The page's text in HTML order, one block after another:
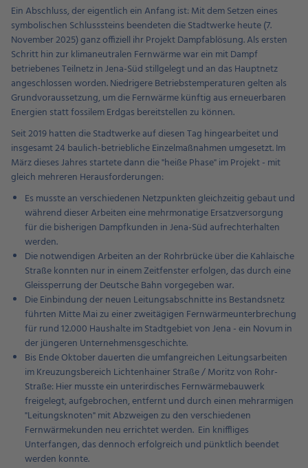
Ein Abschluss, der eigentlich ein Anfang ist: Mit dem Setzen eines
symbolischen Schlusssteins beendeten die Stadtwerke heute (7.
November 2025) ganz offiziell ihr Projekt Dampfablösung. Als ersten
Schritt hin zur klimaneutralen Fernwärme war ein mit Dampf
betriebenes Teilnetz in Jena-Süd stillgelegt und an das Hauptnetz
angeschlossen worden. Niedrigere Betriebstemperaturen gelten als
Grundvoraussetzung, um die Fernwärme künftig aus erneuerbaren
Energien statt fossilem Erdgas bereitstellen zu können.
Seit 2019 hatten die Stadtwerke auf diesen Tag hingearbeitet und
insgesamt 24 baulich-betriebliche Einzelmaßnahmen umgesetzt. Im
März dieses Jahres startete dann die "heiße Phase" im Projekt - mit
gleich mehreren Herausforderungen:
Es musste an verschiedenen Netzpunkten gleichzeitig gebaut und
während dieser Arbeiten eine mehrmonatige Ersatzversorgung
für die bisherigen Dampfkunden in Jena-Süd aufrechterhalten
werden.
Die notwendigen Arbeiten an der Rohrbrücke über die Kahlaische
Straße konnten nur in einem Zeitfenster erfolgen, das durch eine
Gleissperrung der Deutsche Bahn vorgegeben war.
Die Einbindung der neuen Leitungsabschnitte ins Bestandsnetz
führten Mitte Mai zu einer zweitägigen Fernwärmeunterbrechung
für rund 12.000 Haushalte im Stadtgebiet von Jena - ein Novum in
der jüngeren Unternehmensgeschichte.
Bis Ende Oktober dauerten die umfangreichen Leitungsarbeiten
im Kreuzungsbereich Lichtenhainer Straße / Moritz von Rohr-
Straße: Hier musste ein unterirdisches Fernwärmebauwerk
freigelegt, aufgebrochen, entfernt und durch einen mehrarmigen
"Leitungsknoten" mit Abzweigen zu den verschiedenen
Fernwärmekunden neu errichtet werden. Ein kniffliges
Unterfangen, das dennoch erfolgreich und pünktlich beendet
werden konnte.